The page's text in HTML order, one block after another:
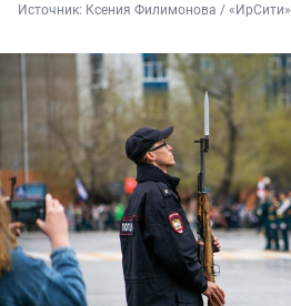
Источник: Ксения Филимонова / «ИрСити»